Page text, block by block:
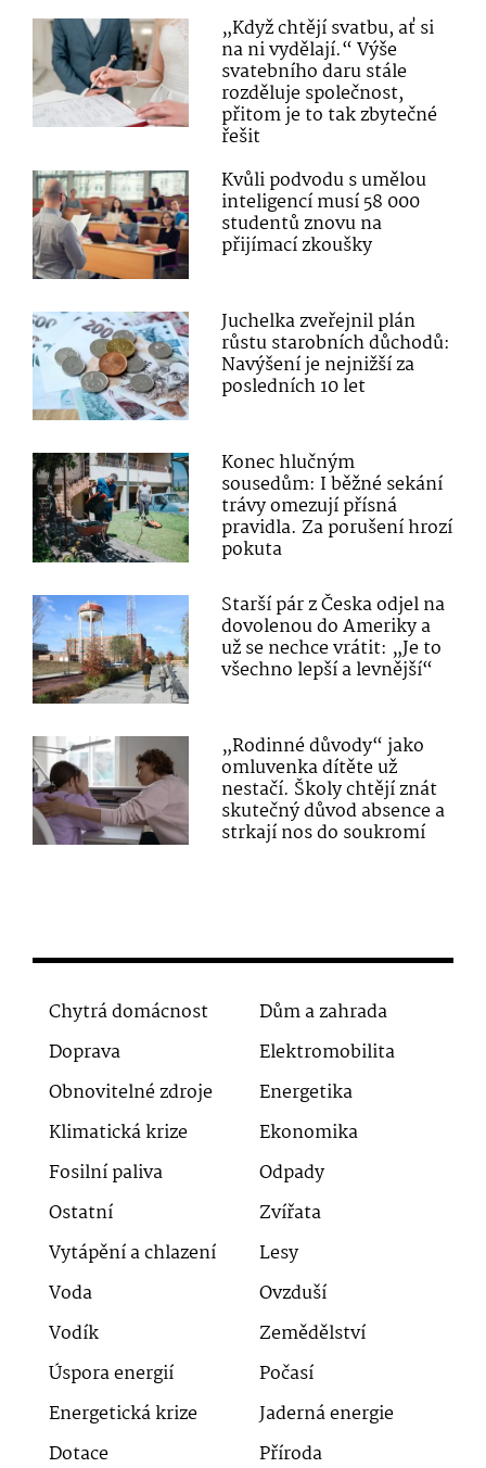
„Když chtějí svatbu, ať si
na ni vydělají.“ Výše
svatebního daru stále
rozděluje společnost,
přitom je to tak zbytečné
řešit
Kvůli podvodu s umělou
inteligencí musí 58 000
studentů znovu na
přijímací zkoušky
Juchelka zveřejnil plán
růstu starobních důchodů:
Navýšení je nejnižší za
posledních 10 let
Konec hlučným
sousedům: I běžné sekání
trávy omezují přísná
pravidla. Za porušení hrozí
pokuta
Starší pár z Česka odjel na
dovolenou do Ameriky a
už se nechce vrátit: „Je to
všechno lepší a levnější“
„Rodinné důvody“ jako
omluvenka dítěte už
nestačí. Školy chtějí znát
skutečný důvod absence a
strkají nos do soukromí
Chytrá domácnost
Dům a zahrada
Doprava
Elektromobilita
Obnovitelné zdroje
Energetika
Klimatická krize
Ekonomika
Fosilní paliva
Odpady
Ostatní
Zvířata
Vytápění a chlazení
Lesy
Voda
Ovzduší
Vodík
Zemědělství
Úspora energií
Počasí
Energetická krize
Jaderná energie
Dotace
Příroda